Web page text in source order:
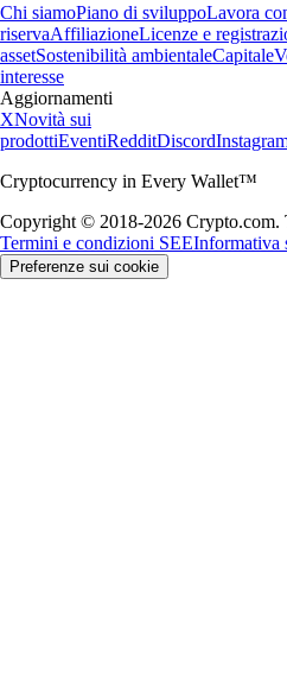
Chi siamoPiano di sviluppoLavora
riservaAffiliazioneLicenze e
assetSostenibilità ambientaleCapitale
interesse
Aggiornamenti
XNovità sui
prodottiEventiRedditDiscord
Cryptocurrency in Every Wallet™
Copyright © 2018-2026 Crypto.com.
Termini e condizioni SEEInformativa
Preferenze sui cookie